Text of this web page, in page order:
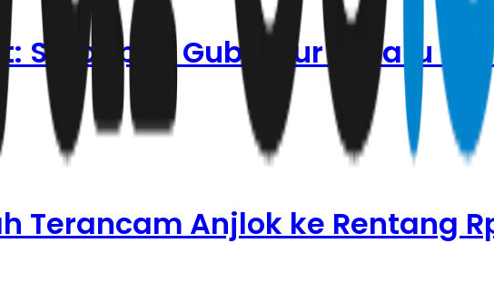
Siapapun Gubernur BI Baru
Terancam Anjlok ke Rentang